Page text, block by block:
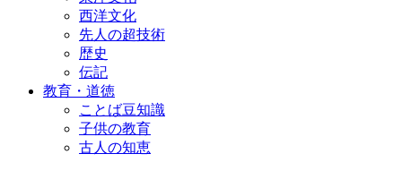
西洋文化
先人の超技術
歴史
伝記
教育・道徳
ことば豆知識
子供の教育
古人の知恵